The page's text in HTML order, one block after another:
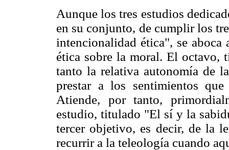
Aunque los tres estudios
en su conjunto, de cumplir los
intencionalidad ética", se
ética sobre la moral. El
tanto la relativa autonomía de
prestar a los sentimientos
Atiende, por tanto,
estudio, titulado "El sí y la
tercer objetivo, es decir, de la
recurrir a la teleología cuando